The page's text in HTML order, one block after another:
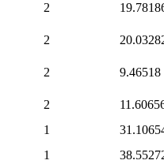
2
2
2 9.46518
2
1
1